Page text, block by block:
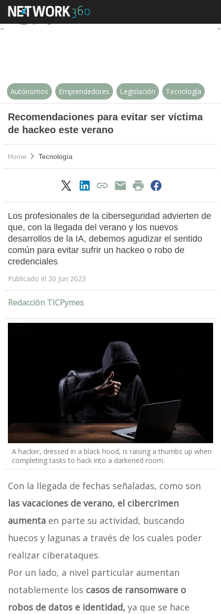
Recomendaciones para evitar
Autónomos Emprendedores Legislación Tecnología
Recomendaciones para evitar ser víctima
de hackeo este verano
Home Tecnología
Los profesionales de la ciberseguridad advierten de
que, con la llegada del verano y los nuevos
desarrollos de la IA, debemos agudizar el sentido
común para evitar sufrir un hackeo o robo de
credenciales
Publicado el 30 Jun 2023
Redacción TICPymes
A hacker, dressed in a black hood, is raising a thumbs up when
completing tasks to hack into a darkened room.
Con la llegada de fechas señaladas, como son
las vacaciones de verano, el cibercrimen
aumentaen parte su actividad, buscando
huecos y lagunas a través de los cuales poder
realizar ciberataques.
Por un lado, a nivel particular aumentan
notablemente los casos de ransomware o
robos de datos e identidad, ya que se hace